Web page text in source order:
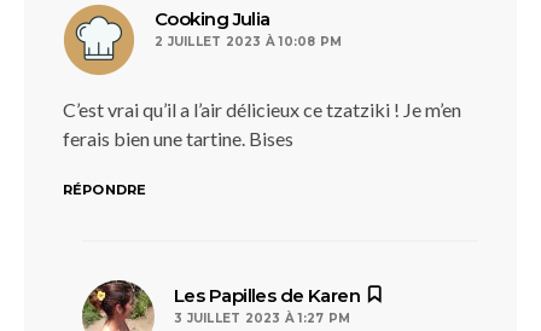
Cooking Julia
2 JUILLET 2023 À 10:08 PM
C’est vrai qu’il a l’air délicieux ce tzatziki ! Je m’en
ferais bien une tartine. Bises
RÉPONDRE
Les Papilles de Karen
3 JUILLET 2023 À 1:27 PM